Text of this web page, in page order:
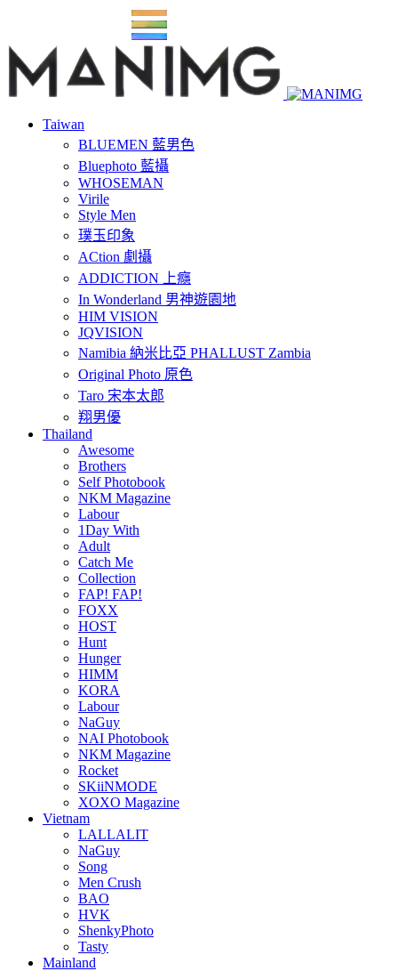
Taiwan
BLUEMEN 藍男色
Bluephoto 藍攝
WHOSEMAN
Virile
Style Men
璞玉印象
ACtion 劇攝
ADDICTION 上癮
In Wonderland 男神遊園地
HIM VISION
JQVISION
Namibia 納米比亞 PHALLUST Zambia
Original Photo 原色
Taro 宋本太郎
翔男優
Thailand
Awesome
Brothers
Self Photobook
NKM Magazine
Labour
1Day With
Adult
Catch Me
Collection
FAP! FAP!
FOXX
HOST
Hunt
Hunger
HIMM
KORA
Labour
NaGuy
NAI Photobook
NKM Magazine
Rocket
SKiiNMODE
XOXO Magazine
Vietnam
LALLALIT
NaGuy
Song
Men Crush
BAO
HVK
ShenkyPhoto
Tasty
Mainland